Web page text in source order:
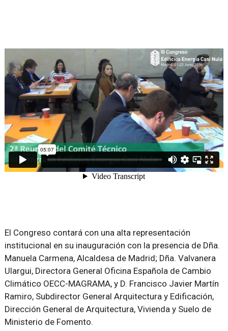
El Congreso contará con una alta representación
institucional en su inauguración con la presencia de Dña.
Manuela Carmena, Alcaldesa de Madrid; Dña. Valvanera
Ulargui, Directora General Oficina Española de Cambio
Climático OECC-MAGRAMA, y D. Francisco Javier Martín
Ramiro, Subdirector General Arquitectura y Edificación,
Dirección General de Arquitectura, Vivienda y Suelo de
Ministerio de Fomento.